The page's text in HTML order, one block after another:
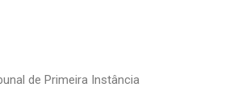
de Primeira Instância